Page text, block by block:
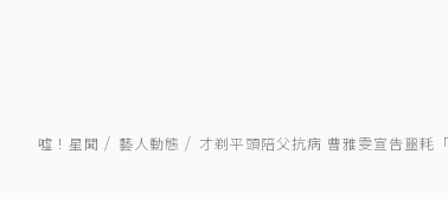
噓！星聞 藝人動態 才剃平頭陪父抗病 曹雅雯宣告噩耗